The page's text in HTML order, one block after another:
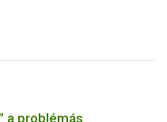
a problémás